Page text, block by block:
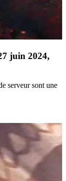
juin 2024,
serveur sont une